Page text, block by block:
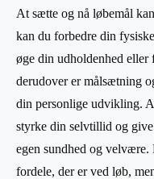
At sætte og nå løbemål
kan du forbedre din
øge din udholdenhed eller
derudover er målsætning
din personlige udvikling.
styrke din selvtillid og
egen sundhed og
fordele, der er ved løb,